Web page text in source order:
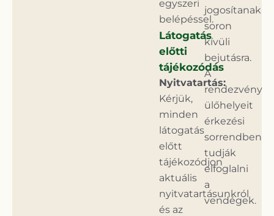
egyszeri
belépéssel.
Látogatás
előtti
tájékozódás
Nyitvatartás:
Kérjük,
minden
látogatás
előtt
tájékozódjon
aktuális
nyitvatartásunkról
és az
jogosítanak
soron
kívüli
bejutásra.
A
rendezvény
ülőhelyeit
érkezési
sorrendben
tudják
elfoglalni
a
vendégek.